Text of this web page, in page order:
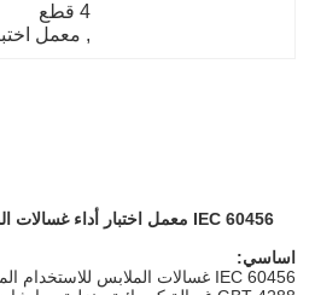
4 قطع
, معمل
IEC 60456 معمل اختبار أداء غسالات الملابس مع 12 محطة اختبار
اساسي:
IEC 60456 غسالات الملابس للاستخدام المنزلي - طرق قياس الأداء ؛